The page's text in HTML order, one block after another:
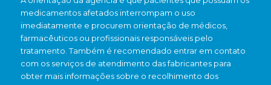
medicamentos afetados interrompam o uso
imediatamente e procurem orientação de médicos,
farmacêuticos ou profissionais responsáveis pelo
tratamento. Também é recomendado entrar em contato
com os serviços de atendimento das fabricantes para
obter mais informações sobre o recolhimento dos